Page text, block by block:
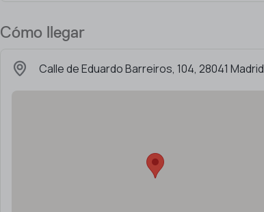
Cómo llegar
Calle de Eduardo Barreiros, 104, 28041 Madrid